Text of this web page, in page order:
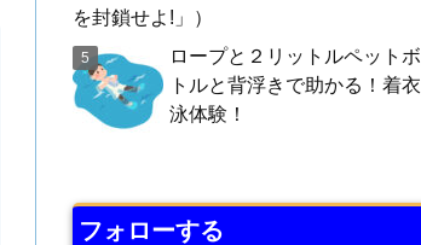
を封鎖せよ!」）
ロープと２リットルペットボ
トルと背浮きで助かる！着衣
泳体験！
フォローする